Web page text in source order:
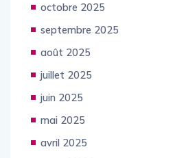
octobre 2025
septembre 2025
août 2025
juillet 2025
juin 2025
mai 2025
avril 2025